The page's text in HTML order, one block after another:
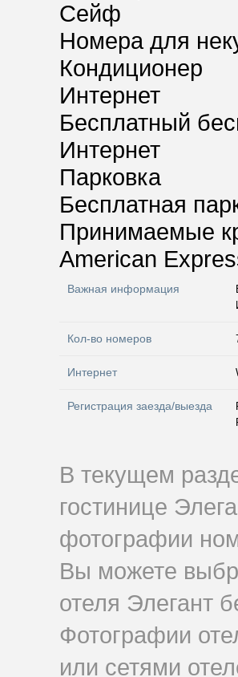
Сейф
Номера для
Кондиционер
Интернет
Бесплатный
Интернет
Парковка
Бесплатная
Принимаемые
American
Важная информация
Кол-во номеров
Интернет
Регистрация заезда/выезда
В текущем
гостинице
фотографии
Вы можете
отеля Элегант
Фотографии
или сетями